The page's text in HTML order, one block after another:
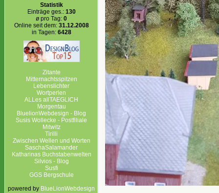
Statistik
Einträge ges.: 130
ø pro Tag: 0
Online seit dem: 31.12.2008
in Tagen: 6428
Zitante
Mitternachtsspitzen
Lebenslichter
Wortperlen
ALLes allTAEGLICH
Morgentau
BluelionWebdesign - Blog
Susis Wollecke - Postfiliale
Mitwitz
Tirilli
Zwischen Wellen und Worten
SaschaSalamander
Katharinas Buchstabenwelten
Silvios - Blog
Susfi
GGS Bergschule
powered by BlueLionWebdesign